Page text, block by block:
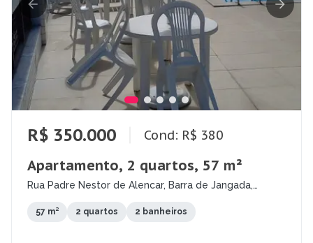
R$ 350.000 Cond: R$ 380
Apartamento, 2 quartos, 57 m²
Rua Padre Nestor de Alencar, Barra de Jangada,
57 m² 2 quartos 2 banheiros